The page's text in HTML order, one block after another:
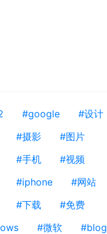
#google
#设计
#摄影
#图片
#手机
#视频
#iphone
#网站
#下载
#免费
#微软
#blog